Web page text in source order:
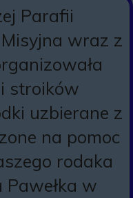
Parafii
wraz z
stroików
uzbierane z
na pomoc
rodaka
Pawełka w